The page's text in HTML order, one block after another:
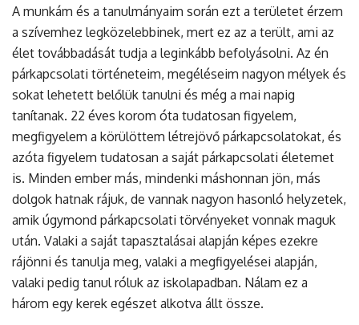
A munkám és a tanulmányaim során ezt a területet érzem
a szívemhez legközelebbinek, mert ez az a terült, ami az
élet továbbadását tudja a leginkább befolyásolni. Az én
párkapcsolati történeteim, megéléseim nagyon mélyek és
sokat lehetett belőlük tanulni és még a mai napig
tanítanak. 22 éves korom óta tudatosan figyelem,
megfigyelem a körülöttem létrejövő párkapcsolatokat, és
azóta figyelem tudatosan a saját párkapcsolati életemet
is. Minden ember más, mindenki máshonnan jön, más
dolgok hatnak rájuk, de vannak nagyon hasonló helyzetek,
amik úgymond párkapcsolati törvényeket vonnak maguk
után. Valaki a saját tapasztalásai alapján képes ezekre
rájönni és tanulja meg, valaki a megfigyelései alapján,
valaki pedig tanul róluk az iskolapadban. Nálam ez a
három egy kerek egészet alkotva állt össze.